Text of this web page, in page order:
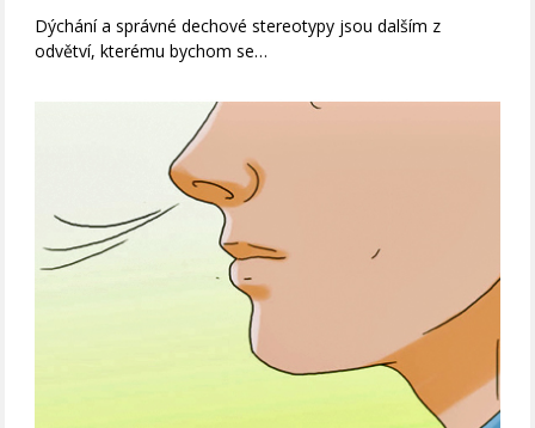
Dýchání a správné dechové stereotypy jsou dalším z
odvětví, kterému bychom se…